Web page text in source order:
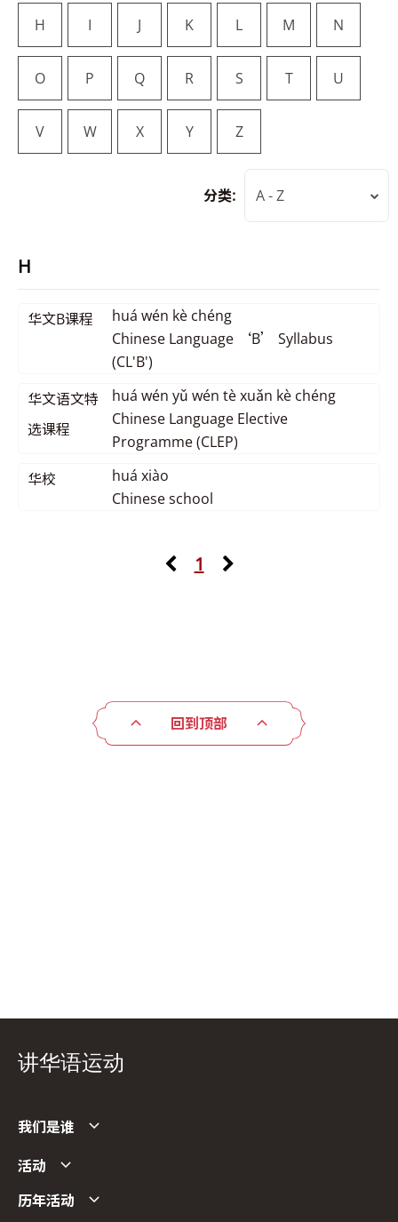
H I J K L M N
O P Q R S T U
V W X Y Z
分类: A - Z
H
华文B课程
huá wén kè chéng
Chinese Language ‘B’ Syllabus
(CL'B')
华文语文特
选课程
huá wén yǔ wén tè xuǎn kè chéng
Chinese Language Elective
Programme (CLEP)
华校
huá xiào
Chinese school
1
回到顶部
讲华语运动
我们是谁
活动
历年活动